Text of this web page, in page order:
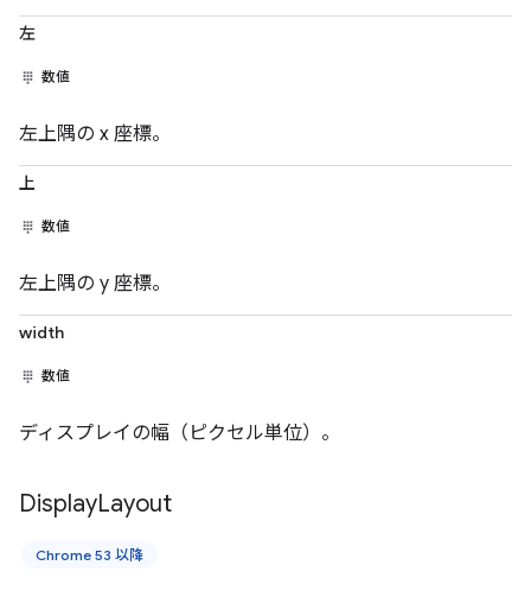
左
数値
左上隅の x 座標。
上
数値
左上隅の y 座標。
width
数値
ディスプレイの幅（ピクセル単位）。
DisplayLayout
Chrome 53 以降